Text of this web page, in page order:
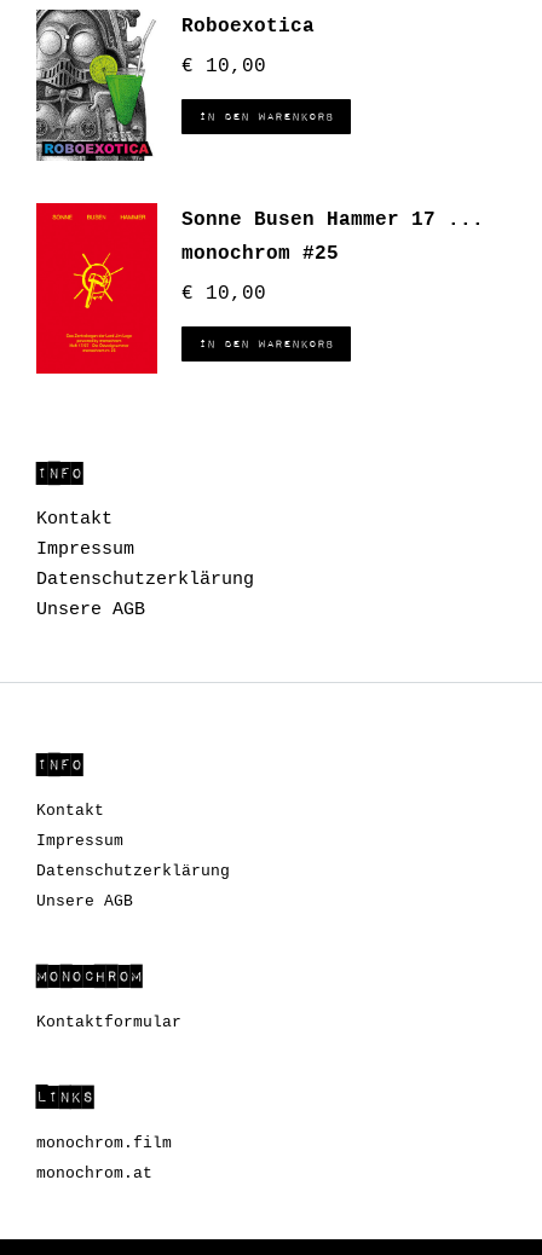
Roboexotica
€ 10,00
In den Warenkorb
Sonne Busen Hammer 17 ...
monochrom #25
€ 10,00
In den Warenkorb
INFO
Kontakt
Impressum
Datenschutzerklärung
Unsere AGB
INFO
Kontakt
Impressum
Datenschutzerklärung
Unsere AGB
MONOCHROM
Kontaktformular
LINKS
monochrom.film
monochrom.at